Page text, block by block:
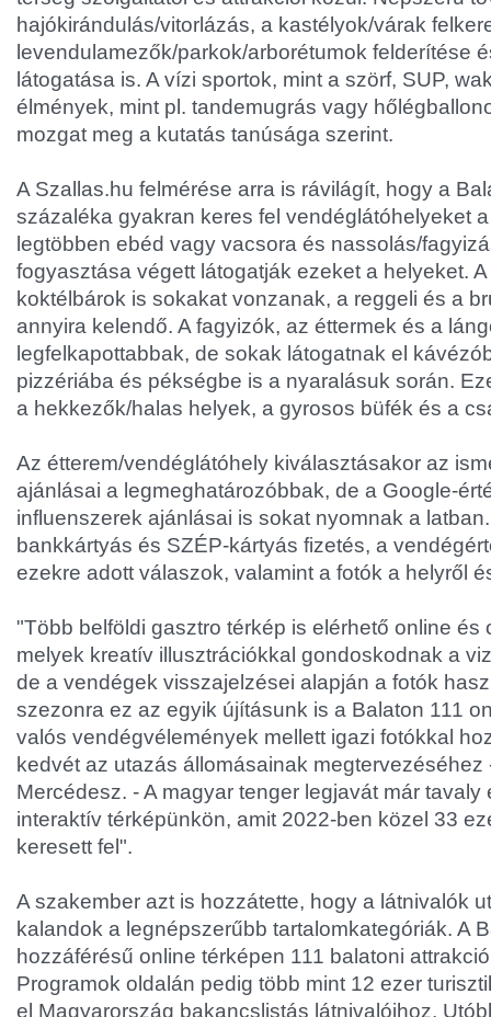
hajókirándulás/vitorlázás, a kastélyok/várak
levendulamezők/parkok/arborétumok felderítése
látogatása is. A vízi sportok, mint a szörf, SUP,
élmények, mint pl. tandemugrás vagy
mozgat meg a kutatás tanúsága szerint.
A Szallas.hu felmérése arra is rávilágít, hogy a
százaléka gyakran keres fel vendéglátóhelyeket
legtöbben ebéd vagy vacsora és nassolás/
fogyasztása végett látogatják ezeket a helyeket.
koktélbárok is sokakat vonzanak, a reggeli és a
annyira kelendő. A fagyizók, az éttermek és a
legfelkapottabbak, de sokak látogatnak el
pizzériába és pékségbe is a nyaralásuk során.
a hekkezők/halas helyek, a gyrosos büfék és a
Az étterem/vendéglátóhely kiválasztásakor az
ajánlásai a legmeghatározóbbak, de a Google-
influenszerek ajánlásai is sokat nyomnak a
bankkártyás és SZÉP-kártyás fizetés, a
ezekre adott válaszok, valamint a fotók a helyről
"Több belföldi gasztro térkép is elérhető online és
melyek kreatív illusztrációkkal gondoskodnak a
de a vendégek visszajelzései alapján a fotók
szezonra ez az egyik újításunk is a Balaton 111
valós vendégvélemények mellett igazi fotókkal
kedvét az utazás állomásainak megtervezéséhez
Mercédesz. - A magyar tenger legjavát már tavaly
interaktív térképünkön, amit 2022-ben közel 33
keresett fel".
A szakember azt is hozzátette, hogy a látnivalók
kalandok a legnépszerűbb tartalomkategóriák. A
hozzáférésű online térképen 111 balatoni
Programok oldalán pedig több mint 12 ezer
el Magyarország bakancslistás látnivalóihoz.